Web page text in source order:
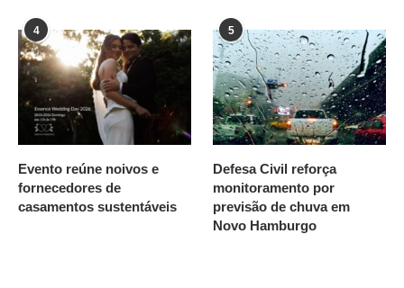
4
Evento reúne noivos e
fornecedores de
casamentos sustentáveis
5
Defesa Civil reforça
monitoramento por
previsão de chuva em
Novo Hamburgo